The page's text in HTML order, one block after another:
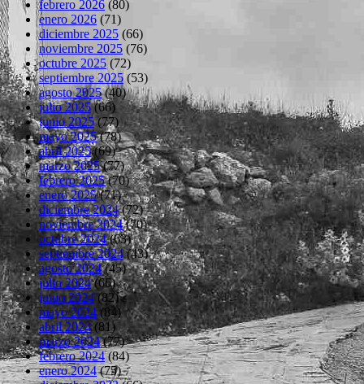
febrero 2026 (80)
enero 2026 (71)
diciembre 2025 (66)
noviembre 2025 (76)
octubre 2025 (72)
septiembre 2025(53)
agosto 2025(40)
julio 2025(66)
junio 2025(77)
mayo 2025(78)
abril 2025(69)
marzo 2025(77)
febrero 2025(70)
enero 2025(71)
diciembre 2024(72)
noviembre 2024(70)
octubre 2024(63)
septiembre 2024(43)
agosto 2024(45)
julio 2024(66)
junio 2024 (82)
mayo 2024 (84)
abril 2024(81)
marzo 2024(77)
febrero 2024(84)
enero 2024(75)